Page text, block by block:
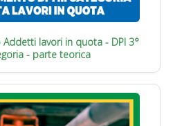
lavori in quota - DPI 3°
- parte teorica